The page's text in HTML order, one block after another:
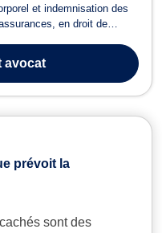
et indemnisation des
en droit de
Maître Ophélie RAOULT
avocat
prévoit la
sont des